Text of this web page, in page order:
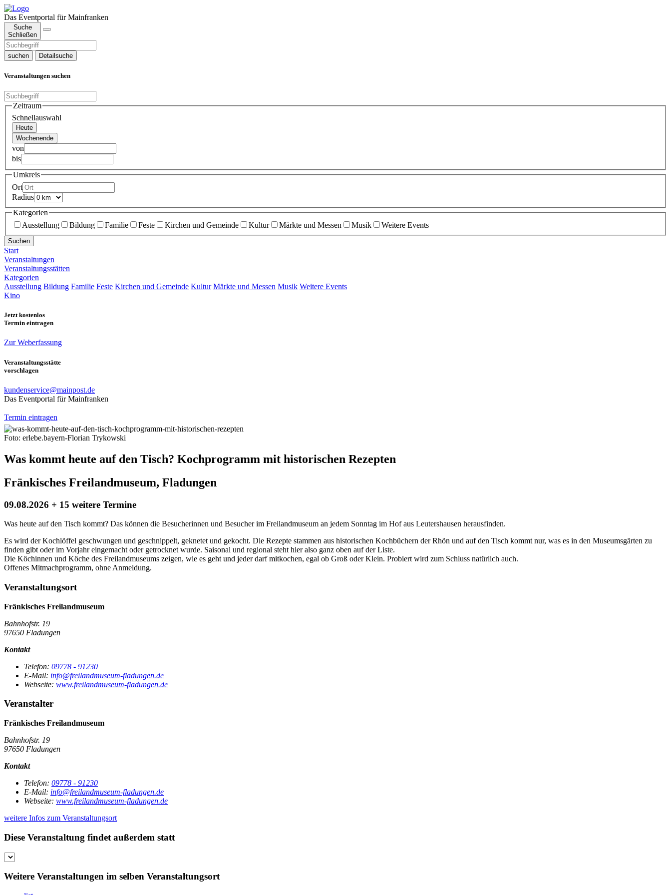
Das Eventportal für Mainfranken
Suche
Schließen
suchen Detailsuche
Veranstaltungen suchen
Zeitraum
Schnellauswahl
Heute
Wochenende
von
bis
Umkreis
Ort
Radius
Kategorien
Ausstellung
Bildung Familie Feste Kirchen und Gemeinde Kultur Märkte und Messen Musik Weitere Events
Suchen
Start
Veranstaltungen
Veranstaltungsstätten
Kategorien
Ausstellung Bildung Familie Feste Kirchen und Gemeinde Kultur Märkte und Messen Musik Weitere Events
Kino
Jetzt kostenlos
Termin eintragen
Zur Weberfassung
Veranstaltungsstätte
vorschlagen
kundenservice@mainpost.de
Das Eventportal für Mainfranken
Termin eintragen
Foto: erlebe.bayern-Florian Trykowski
Was kommt heute auf den Tisch? Kochprogramm mit historischen Rezepten
Fränkisches Freilandmuseum, Fladungen
09.08.2026 + 15 weitere Termine
Was heute auf den Tisch kommt? Das können die Besucherinnen und Besucher im Freilandmuseum an jedem Sonntag im Hof aus Leutershausen herausfinden.
Es wird der Kochlöffel geschwungen und geschnippelt, geknetet und gekocht. Die Rezepte stammen aus historischen Kochbüchern der Rhön und auf den Tisch kommt nur, was es in den Museumsgärten zu
finden gibt oder im Vorjahr eingemacht oder getrocknet wurde. Saisonal und regional steht hier also ganz oben auf der Liste.
Die Köchinnen und Köche des Freilandmuseums zeigen, wie es geht und jeder darf mitkochen, egal ob Groß oder Klein. Probiert wird zum Schluss natürlich auch.
Offenes Mitmachprogramm, ohne Anmeldung.
Veranstaltungsort
Fränkisches Freilandmuseum
Bahnhofstr. 19
97650 Fladungen
Kontakt
Telefon: 09778 - 91230
E-Mail: info@freilandmuseum-fladungen.de
Webseite: www.freilandmuseum-fladungen.de
Veranstalter
Fränkisches Freilandmuseum
Bahnhofstr. 19
97650 Fladungen
Kontakt
Telefon: 09778 - 91230
E-Mail: info@freilandmuseum-fladungen.de
Webseite: www.freilandmuseum-fladungen.de
weitere Infos zum Veranstaltungsort
Diese Veranstaltung findet außerdem statt
Weitere Veranstaltungen im selben Veranstaltungsort